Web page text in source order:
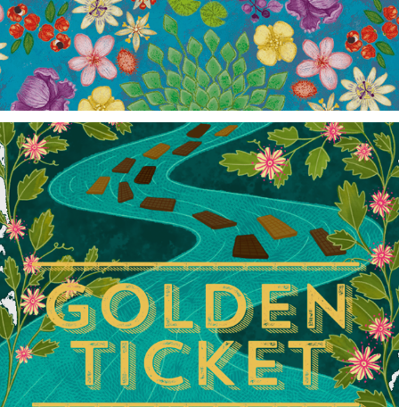
Ilustração Dia das Mães • Luisa Abram, 2022